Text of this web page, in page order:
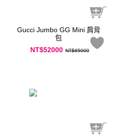
Gucci Jumbo GG Mini 肩背
包
NT$52000 NT$65000